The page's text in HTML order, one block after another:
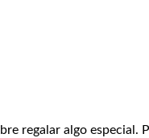
regalar algo especial.